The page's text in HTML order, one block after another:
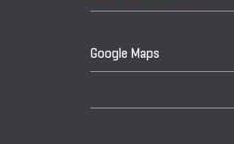
Google Maps